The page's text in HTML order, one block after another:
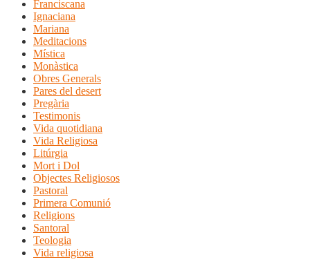
Franciscana
Ignaciana
Mariana
Meditacions
Mística
Monàstica
Obres Generals
Pares del desert
Pregària
Testimonis
Vida quotidiana
Vida Religiosa
Litúrgia
Mort i Dol
Objectes Religiosos
Pastoral
Primera Comunió
Religions
Santoral
Teologia
Vida religiosa